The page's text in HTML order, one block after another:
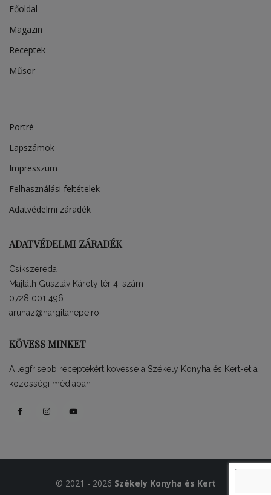
Főoldal
Magazin
Receptek
Műsor
Portré
Lapszámok
Impresszum
Felhasználási feltételek
Adatvédelmi záradék
ADATVÉDELMI ZÁRADÉK
Csíkszereda
Majláth Gusztáv Károly tér 4. szám
0728 001 496
aruhaz@hargitanepe.ro
KÖVESS MINKET
A legfrisebb receptekért kövesse a Székely Konyha és Kert-et a
közösségi médiában
© 2021 - 2026 Székely Konyha és Kert